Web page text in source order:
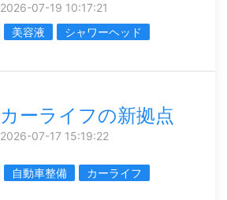
2026-07-19 10:17:21
美容液
シャワーヘッド
カーライフの新拠点
2026-07-17 15:19:22
自動車整備
カーライフ